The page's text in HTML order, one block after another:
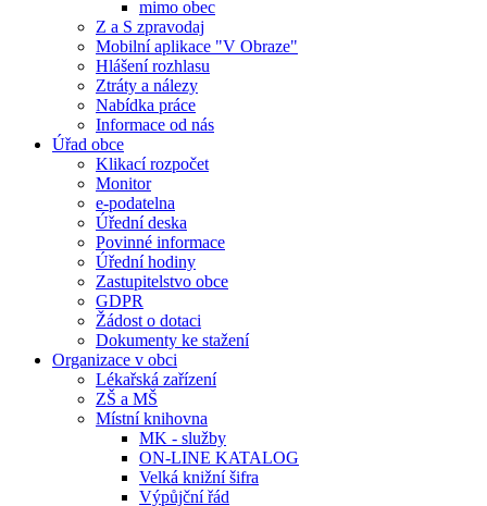
mimo obec
Z a S zpravodaj
Mobilní aplikace "V Obraze"
Hlášení rozhlasu
Ztráty a nálezy
Nabídka práce
Informace od nás
Úřad obce
Klikací rozpočet
Monitor
e-podatelna
Úřední deska
Povinné informace
Úřední hodiny
Zastupitelstvo obce
GDPR
Žádost o dotaci
Dokumenty ke stažení
Organizace v obci
Lékařská zařízení
ZŠ a MŠ
Místní knihovna
MK - služby
ON-LINE KATALOG
Velká knižní šifra
Výpůjční řád